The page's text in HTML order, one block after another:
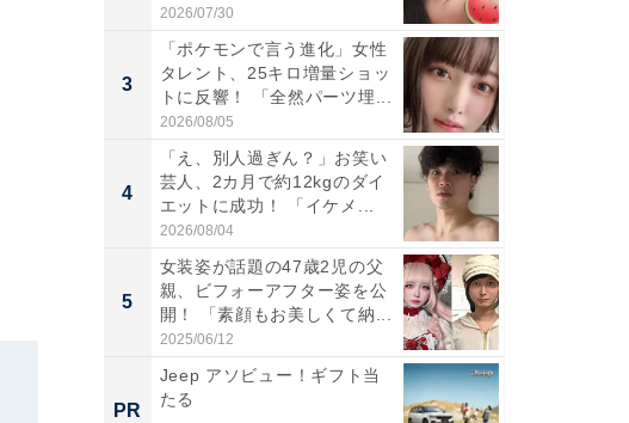
前...
2026/07/30
3
「ポケモンで言う進化」女性
タレント、25キロ増量ショッ
トに反響！ 「全然パーツ埋...
2026/08/05
4
「え、別人過ぎん？」お笑い
芸人、2カ月で約12kgのダイ
エットに成功！ 「イケメ...
2026/08/04
5
女装姿が話題の47歳2児の父
親、ビフォーアフター姿を公
開！ 「素顔もお美しくて納...
2025/06/12
PR
Jeep アソビュー！ギフト当
たる